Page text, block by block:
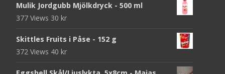
Mulik Jordgubb Mjölkdryck - 500 ml
377 Views 30 kr
Skittles Fruits i Påse - 152 g
372 Views 40 kr